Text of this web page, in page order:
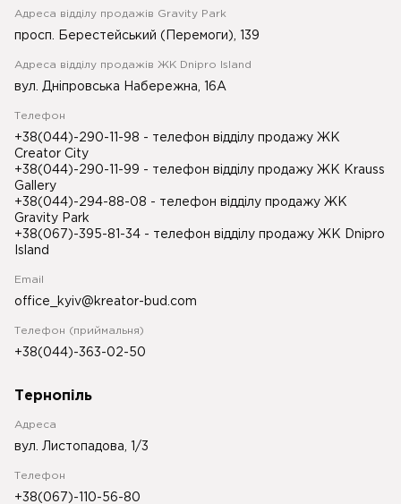
Адреса відділу продажів Gravity Park
просп. Берестейський (Перемоги), 139
Адреса відділу продажів ЖК Dnipro Island
вул. Дніпровська Набережна, 16А
Телефон
+38(044)-290-11-98 - телефон відділу продажу ЖК
Creator City
+38(044)-290-11-99 - телефон відділу продажу ЖК Krauss
Gallery
+38(044)-294-88-08 - телефон відділу продажу ЖК
Gravity Park
+38(067)-395-81-34 - телефон відділу продажу ЖК Dnipro
Island
Email
office_kyiv@kreator-bud.com
Телефон (приймальня)
+38(044)-363-02-50
Тернопіль
Адреса
вул. Листопадова, 1/3
Телефон
+38(067)-110-56-80